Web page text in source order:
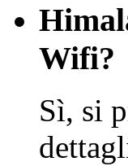
Wifi?
Sì, si